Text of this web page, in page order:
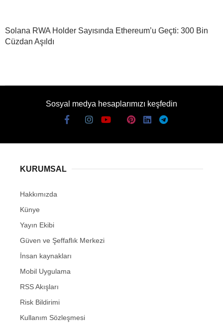
Solana RWA Holder Sayısında Ethereum’u Geçti: 300 Bin
Cüzdan Aşıldı
Sosyal medya hesaplarımızı keşfedin
KURUMSAL
Hakkımızda
Künye
Yayın Ekibi
Güven ve Şeffaflık Merkezi
İnsan kaynakları
Mobil Uygulama
RSS Akışları
Risk Bildirimi
Kullanım Sözleşmesi